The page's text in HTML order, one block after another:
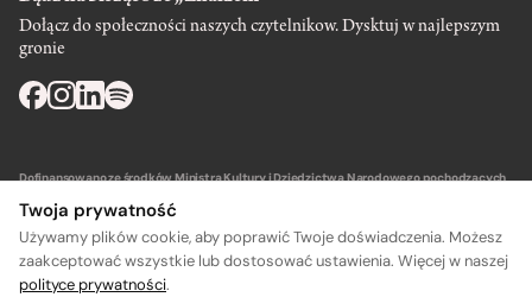
Dołącz do społeczności naszych czytelnikow. Dysktuj w najlepszym
gronie
Dofinansowano ze środków Ministra Kultury i Dziedzictwa Narodowego pochodzących
Twoja prywatność
Używamy plików cookie, aby poprawić Twoje doświadczenia. Możesz
zaakceptować wszystkie lub dostosować ustawienia. Więcej w naszej
polityce prywatności.